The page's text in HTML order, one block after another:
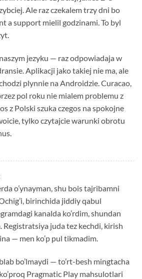
Ale raz czekalem trzy dni bo
a support mielil godzinami. To byl
jezyku — raz odpowiadaja w
Aplikacji jako takiej nie ma, ale
plynnie na Androidzie. Curacao,
pol roku nie mialem problemu z
z Polski szuka czegos na spokojne
tylko czytajcie warunki obrotu
o’ynayman, shu bois tajribamni
birinchida jiddiy qabul
kanalda ko’rdim, shundan
Registratsiya juda tez kechdi, kirish
— men ko’p pul tikmadim.
bo’lmaydi — to’rt-besh mingtacha
Pragmatic Play mahsulotlari